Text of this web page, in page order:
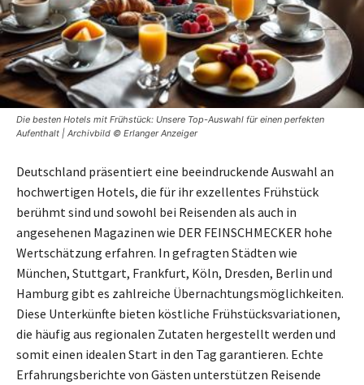
Die besten Hotels mit Frühstück: Unsere Top-Auswahl für einen perfekten
Aufenthalt | Archivbild © Erlanger Anzeiger
Deutschland präsentiert eine beeindruckende Auswahl an
hochwertigen Hotels, die für ihr exzellentes Frühstück
berühmt sind und sowohl bei Reisenden als auch in
angesehenen Magazinen wie DER FEINSCHMECKER hohe
Wertschätzung erfahren. In gefragten Städten wie
München, Stuttgart, Frankfurt, Köln, Dresden, Berlin und
Hamburg gibt es zahlreiche Übernachtungsmöglichkeiten.
Diese Unterkünfte bieten köstliche Frühstücksvariationen,
die häufig aus regionalen Zutaten hergestellt werden und
somit einen idealen Start in den Tag garantieren. Echte
Erfahrungsberichte von Gästen unterstützen Reisende